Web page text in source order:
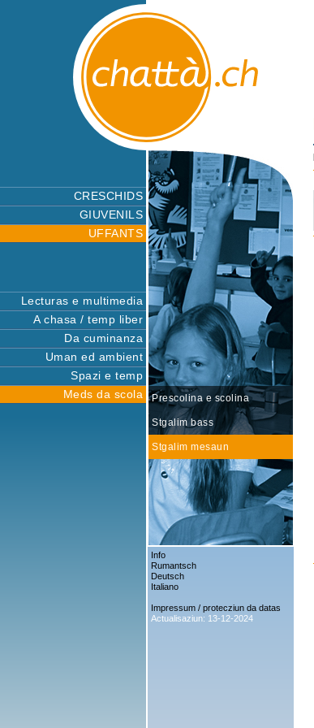
CRESCHIDS
GIUVENILS
UFFANTS
Lecturas e multimedia
A chasa / temp liber
Da cuminanza
Uman ed ambient
Spazi e temp
Meds da scola
Prescolina e scolina
Stgalim bass
Stgalim mesaun
Info
Rumantsch
Deutsch
Italiano
Impressum / protecziun da datas
Actualisaziun: 13-12-2024